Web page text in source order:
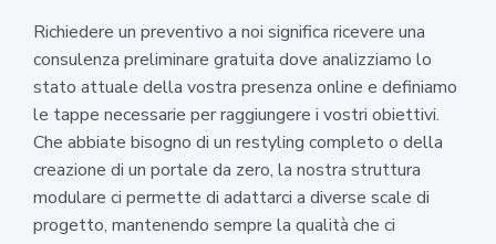
Richiedere un preventivo a noi significa ricevere una
consulenza preliminare gratuita dove analizziamo lo
stato attuale della vostra presenza online e definiamo
le tappe necessarie per raggiungere i vostri obiettivi.
Che abbiate bisogno di un restyling completo o della
creazione di un portale da zero, la nostra struttura
modulare ci permette di adattarci a diverse scale di
progetto, mantenendo sempre la qualità che ci